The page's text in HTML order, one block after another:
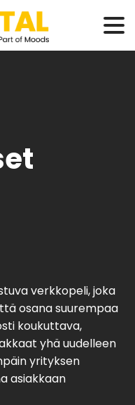
verkkopeli, joka
osana suurempaa
koukuttava,
yhä uudelleen
yrityksen
asiakkaan